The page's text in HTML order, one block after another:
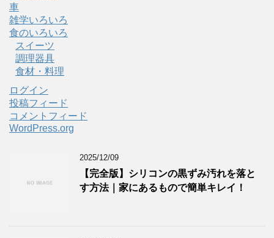
車
雑学いろいろ
食のいろいろ
スイーツ
調理器具
食材・料理
ログイン
投稿フィード
コメントフィード
WordPress.org
2025/12/09
【完全版】シリコンの黒ずみ汚れを落と
す方法｜家にあるもので簡単キレイ！